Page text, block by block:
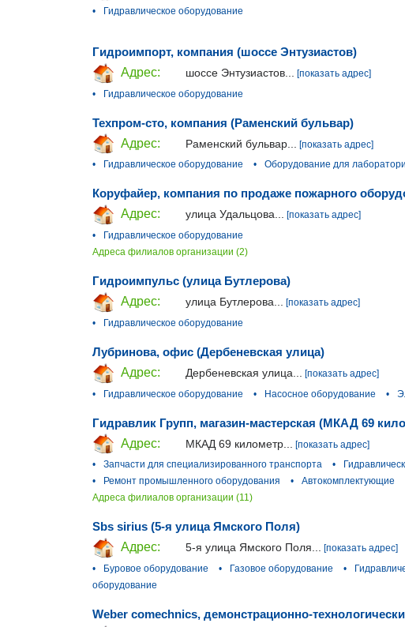
•
Гидравлическое оборудование
Гидроимпорт, компания (шоссе Энтузиастов)
Адрес:
шоссе Энтузиастов...
[показать адрес]
•
Гидравлическое оборудование
Техпром-сто, компания (Раменский бульвар)
Адрес:
Раменский бульвар...
[показать адрес]
•
Гидравлическое оборудование • Оборудование для
Коруфайер, компания по продаже пожарного
Адрес:
улица Удальцова... [показать адрес]
•
Гидравлическое оборудование
Адреса филиалов организации (2)
Гидроимпульс (улица Бутлерова)
Адрес:
улица Бутлерова...
[показать адрес]
•
Гидравлическое оборудование
Лубринова, офис (Дербеневская улица)
Адрес:
Дербеневская улица...
[показать адрес]
•
Гидравлическое оборудование • Насосное оборудование •
Гидравлик Групп, магазин-мастерская (МКАД 69
Адрес:
МКАД 69 километр...
[показать адрес]
•
Запчасти для специализированного транспорта •
•
Ремонт промышленного оборудования •
Автокомплектующие
Адреса филиалов организации (11)
Sbs sirius (5-я улица Ямского Поля)
Адрес:
5-я улица Ямского Поля... [показать адрес]
•
Буровое оборудование • Газовое оборудование •
оборудование
Weber comechnics, демонстрационно-